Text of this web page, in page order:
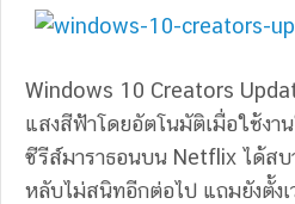
Windows 10 Creators
แสงสีฟ้าโดยอัตโนมัติเมื่อใช้งา
ซีรีส์มาราธอนบน Netflix ได้ส
หลับไม่สนิทอีกต่อไป แถมยังตั้ง